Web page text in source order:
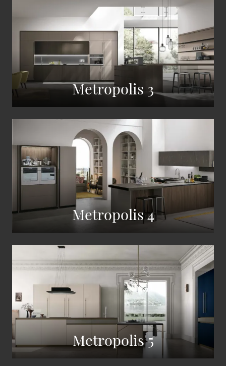
Metropolis 3
Metropolis 4
Metropolis 5